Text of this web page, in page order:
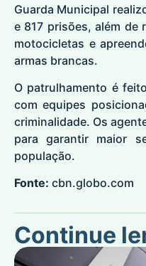
Guarda Municipal
e 817 prisões, além de
motocicletas e
armas brancas.
O patrulhamento é
com equipes
criminalidade. Os
para garantir maior
população.
Fonte: cbn.globo.com
Continue